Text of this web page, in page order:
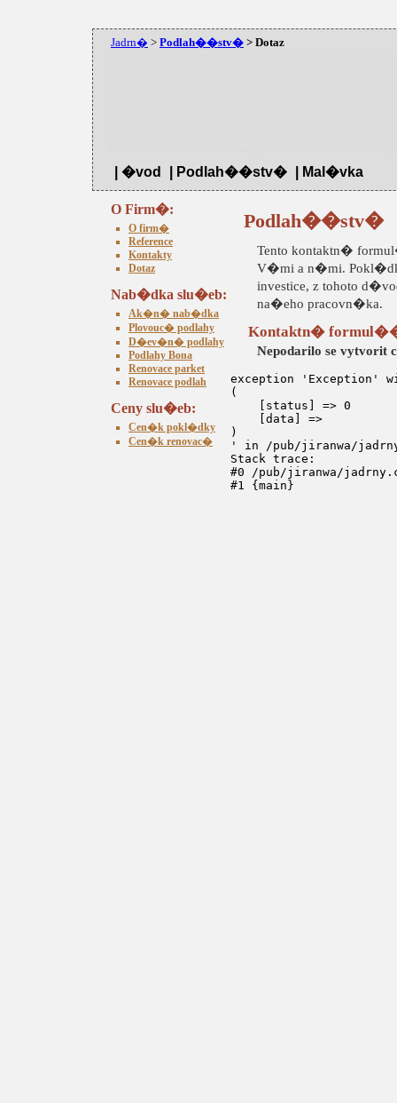
Jadrn� > Podlah��stv� > Dotaz
| �vod | Podlah��stv� | Mal�vka
O Firm�:
O firm�
Reference
Kontakty
Dotaz
Nab�dka slu�eb:
Ak�n� nab�dka
Plovouc� podlahy
D�ev�n� podlahy
Podlahy Bona
Renovace parket
Renovace podlah
Ceny slu�eb:
Cen�k pokl�dky
Cen�k renovac�
Podlah��stv�
Tento kontaktn�
V�mi a n�mi.
investice, z tohoto
na�eho pracovn�ka.
Kontaktn�
Nepodarilo se vytvorit
exception 'Exception'
(
    [status] => 0
    [data] =>
)
' in /pub/jiranwa/
Stack trace:
#0 /pub/jiranwa/
#1 {main}